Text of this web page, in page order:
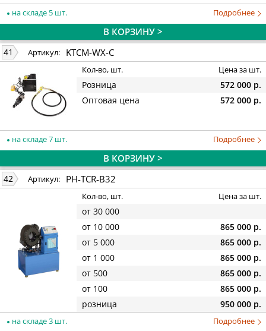
на складе 5 шт. Подробнее
В КОРЗИНУ >
41 Артикул: KTCM-WX-C
Кол-во, шт. Цена за шт.
Розница
572 000 р.
Оптовая цена
572 000 р.
на складе 7 шт. Подробнее
В КОРЗИНУ >
42 Артикул: PH-TCR-B32
Кол-во, шт. Цена за шт.
от 30 000
от 10 000
865 000 р.
от 5 000
865 000 р.
от 1 000
865 000 р.
от 500
865 000 р.
от 100
865 000 р.
розница
950 000 р.
на складе 3 шт. Подробнее